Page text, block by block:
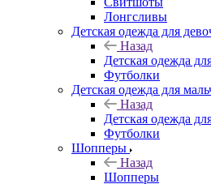
Лонгсливы
Детская одежда для
Назад
Детская одежда
Футболки
Детская одежда для
Назад
Детская одежда
Футболки
Шопперы
Назад
Шопперы